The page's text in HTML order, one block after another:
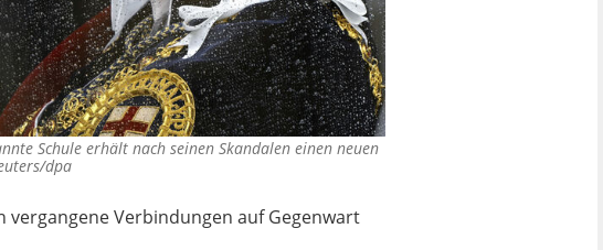
Schule erhält nach seinen Skandalen einen neuen
dpa
vergangene Verbindungen auf Gegenwart